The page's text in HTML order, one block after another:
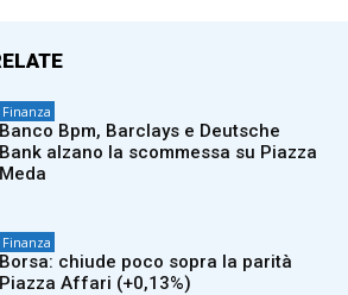
Finanza
Banco Bpm, Barclays e Deutsche
Bank alzano la scommessa su Piazza
Meda
Finanza
Borsa: chiude poco sopra la parità
Piazza Affari (+0,13%)